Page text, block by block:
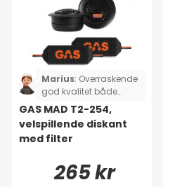
Marius: Overraskende
god kvalitet både
hvad angår lyd og
udseende i denne
prisklasse.😄 Jeg
elsker, at man får flere
r med 👍
GAS MAD T2-254,
velspillende diskant
med filter
265 kr